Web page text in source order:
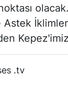
Astek
.tv